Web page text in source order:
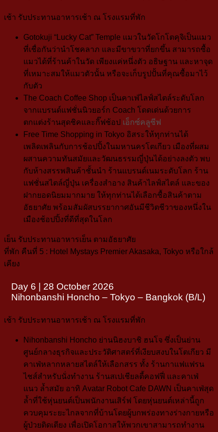
เช้า รับประทานอาหารเช้า ณ โรงแรมที่พัก
Gotokuji “Lucky Cat” Temple แมวในวัดโกโตคุจิเป็นแมว
ที่เชื่อกันว่านำโชคลาภ และมีขาขวาที่ยกขึ้น สามารถซื้อ
แมวได้ที่ร้านค้าในวัด เพียงแค่หนึ่งตัว อธิษฐาน และหาจุด
ที่เหมาะสมให้แมวตัวนั้น หรือจะเก็บรูปปั้นที่คุณซื้อมาไว้
กับตัว
The Coach Coffee Shop เป็นคาเฟ่ไลฟ์สไตล์ระดับโลก
จากแบรนด์แฟชั่นนิวยอร์ก Coach โดดเด่นด้วยการ
ตกแต่งร้านสุดชิคและกิ๊ฟช้อป
เอ็กซ์คลูซีฟ
Free Time Shopping in Tokyo อิสระให้ทุกท่านได้
เพลิดเพลินกับการช้อปปิ้งในมหานครโตเกียว เมืองที่ผสม
ผสานความทันสมัยและวัฒนธรรมญี่ปุ่นได้อย่างลงตัว พบ
กับห้างสรรพสินค้าชั้นนำ ร้านแบรนด์เนมระดับโลก ร้าน
แฟชั่นสไตล์ญี่ปุ่น เครื่องสำอาง สินค้าไลฟ์สไตล์ และของ
ฝากยอดนิยมมากมาย ให้ทุกท่านได้เลือกซื้อสินค้าตาม
อัธยาศัย พร้อมสัมผัสบรรยากาศอันมีชีวิตชีวาของหนึ่งใน
เมืองช้อปปิ้งที่ดีที่สุดในโลก
เย็น รับประทานอาหารเย็น ตามอัธยาศัย
ที่พัก คืนที่ 5 : Hotel Mystays Premier Akasaka, Tokyo หรือใกล้
เคียง
Day 6 | 28 October 2026
Nihonbanshi Honcho – Tokyo – Bangkok (B/L)
เช้า รับประทานอาหารเช้า ณ โรงแรมที่พัก
Nihonbanshi Honcho ย่านนิฮงบาชิ ฮนโจ ซึ่งเป็นย่าน
ศูนย์กลางธุรกิจและประวัติศาสตร์ที่เงียบสงบในโตเกียว มี
คาเฟ่หลากหลายสไตล์ให้เลือกสรร ทั้ง ร้านกาแฟแฟรน
ไชส์สำหรับนั่งทำงาน ร้านสเปเชียลตี้คอฟฟี่ และคาเฟ่
แนว ล้ำสมัย อาทิ Avatar Robot Cafe DAWN เป็นคาเฟ่สุด
ล้ำที่ใช้หุ่นยนต์เป็นพนักงานเสิร์ฟ โดยหุ่นยนต์เหล่านี้ถูก
ควบคุมระยะไกลจากที่บ้านโดยผู้บกพร่องทางร่างกายหรือ
ผู้ป่วยติดเตียง เพื่อเปิดโอกาสให้พวกเขาสามารถทำงาน